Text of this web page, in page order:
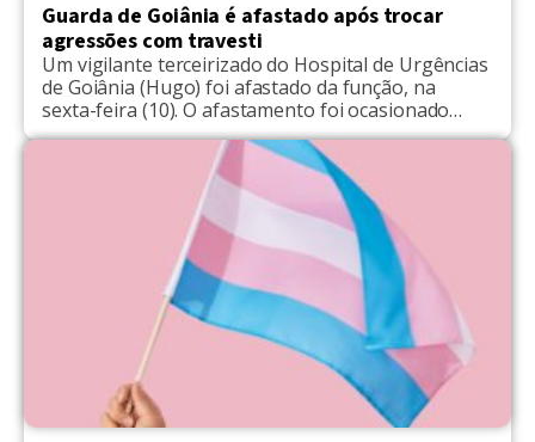
Guarda de Goiânia é afastado após trocar
agressões com travesti
Um vigilante terceirizado do Hospital de Urgências
de Goiânia (Hugo) foi afastado da função, na
sexta-feira (10). O afastamento foi ocasionado
após o guarda trocar agressões com uma travesti,
que estava na área externa do prédio. Sem querer
se identificar, ela disse que foi alvo de preconceito.
“Me senti ofendida, agredida e humilhada pelas